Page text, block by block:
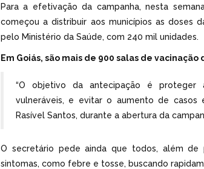
Para a efetivação da campanha, nesta
começou a distribuir aos municípios as doses
pelo Ministério da Saúde, com 240 mil unidades.
Em Goiás, são mais de 900 salas de
“O objetivo da antecipação é proteger
vulneráveis, e evitar o aumento de casos
Rasível Santos, durante a abertura da
O secretário pede ainda que todos, além de
sintomas, como febre e tosse, buscando